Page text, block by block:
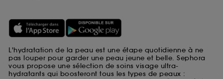
L'hydratation de la peau est une étape quotidienne à ne
pas louper pour garder une peau jeune et belle. Sephora
vous propose une sélection de soins visage ultra-
hydratants qui boosteront tous les types de peaux :